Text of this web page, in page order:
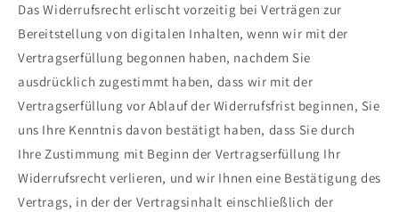
Das Widerrufsrecht erlischt vorzeitig bei Verträgen zur
Bereitstellung von digitalen Inhalten, wenn wir mit der
Vertragserfüllung begonnen haben, nachdem Sie
ausdrücklich zugestimmt haben, dass wir mit der
Vertragserfüllung vor Ablauf der Widerrufsfrist beginnen, Sie
uns Ihre Kenntnis davon bestätigt haben, dass Sie durch
Ihre Zustimmung mit Beginn der Vertragserfüllung Ihr
Widerrufsrecht verlieren, und wir Ihnen eine Bestätigung des
Vertrags, in der der Vertragsinhalt einschließlich der